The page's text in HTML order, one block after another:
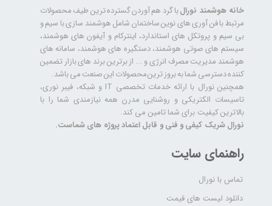
راهنمای سایت
تماس با نورال
دانلود لیست های قیمت
خانه هوشمند نورالبا گرد هم آوردن گسترده ترین طیف محصولات
مرتبط با فن آوری های نوین ساختمان شامل هوشمند سازی با سیم و
بی سیم و پروتکل های استاندارد، اینترکام و آیفون های هوشمند،
سیستم های صوتی هوشمند، دستگیره های هوشمند، سامانه های
هوشمند مدیریت مصرف انرژی و ... از برترین برند های بازار تضمین
کننده دسترسی شما به بروز ترین محصولات این صنعت می باشد.
همچنین نورال با ارائه خدمات تخصصی IT و شبکه، فیبر نوری،
تاسیسات الکتریکی و روشنایی مدرن همه نیازمندی شما را با
بالاترین کیفیت برای شما تامین می کند.
نورال شریک کیفی و فنی و قابل اعتماد پروژه های شماست.